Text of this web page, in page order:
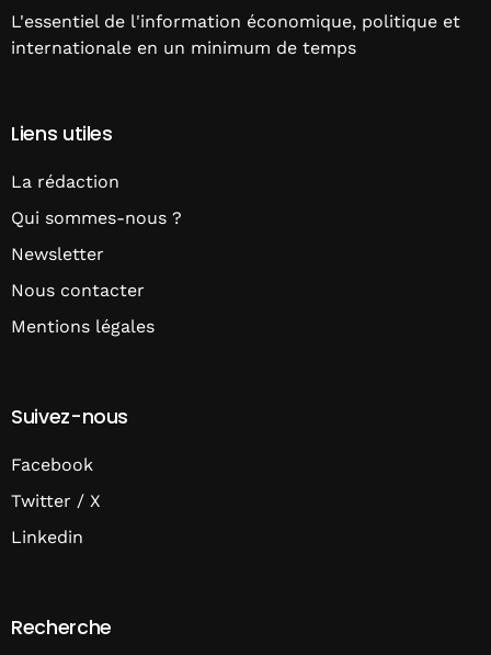
L'essentiel de l'information économique, politique et
internationale en un minimum de temps
Liens utiles
La rédaction
Qui sommes-nous ?
Newsletter
Nous contacter
Mentions légales
Suivez-nous
Facebook
Twitter / X
Linkedin
Recherche